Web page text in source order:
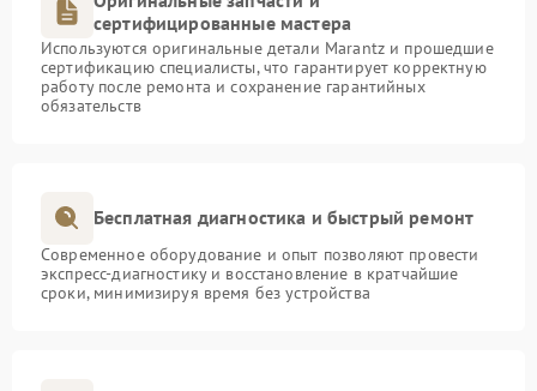
сертифицированные мастера
Используются оригинальные детали Marantz и прошедшие
сертификацию специалисты, что гарантирует корректную
работу после ремонта и сохранение гарантийных
обязательств
Бесплатная диагностика и быстрый ремонт
Современное оборудование и опыт позволяют провести
экспресс-диагностику и восстановление в кратчайшие
сроки, минимизируя время без устройства